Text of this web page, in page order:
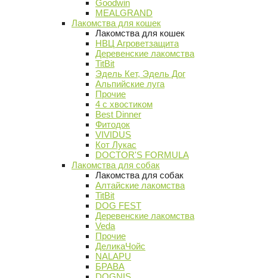
Goodwin
MEALGRAND
Лакомства для кошек
Лакомства для кошек
НВЦ Агроветзащита
Деревенские лакомства
TitBit
Эдель Кет, Эдель Дог
Альпийские луга
Прочие
4 с хвостиком
Best Dinner
Фитодок
VIVIDUS
Кот Лукас
DOCTOR'S FORMULA
Лакомства для собак
Лакомства для собак
Алтайские лакомства
TitBit
DOG FEST
Деревенские лакомства
Veda
Прочие
ДеликаЧойс
NALAPU
БРАВА